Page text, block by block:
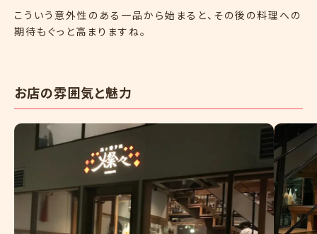
こういう意外性のある一品から始まると、その後の料理への
期待もぐっと高まりますね。
お店の雰囲気と魅力